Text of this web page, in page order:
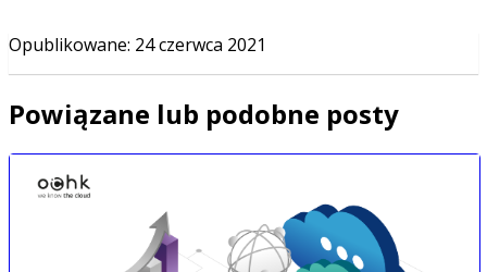
Opublikowane: 24 czerwca 2021
Powiązane lub podobne posty